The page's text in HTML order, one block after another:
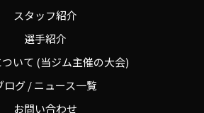
スタッフ紹介
選手紹介
いて (当ジム主催の大会)
ログ / ニュース一覧
お問い合わせ